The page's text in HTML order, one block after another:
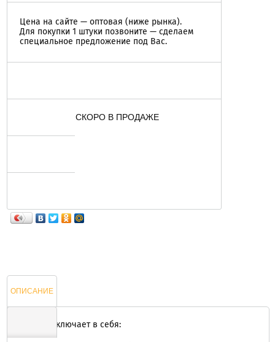
Цена на сайте — оптовая (ниже рынка).
Для покупки 1 штуки позвоните — сделаем
специальное предложение под Вас.
СКОРО В ПРОДАЖЕ
ОПИСАНИЕ
Комплект включает в себя: